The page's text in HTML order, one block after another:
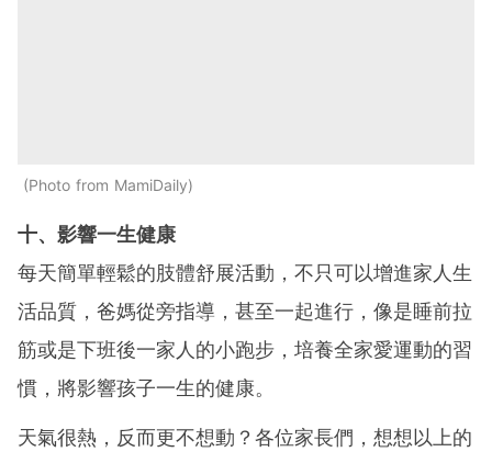
Photo from MamiDaily
十、影響一生健康
每天簡單輕鬆的肢體舒展活動，不只可以增進家人生
活品質，爸媽從旁指導，甚至一起進行，像是睡前拉
筋或是下班後一家人的小跑步，培養全家愛運動的習
慣，將影響孩子一生的健康。
天氣很熱，反而更不想動？各位家長們，想想以上的